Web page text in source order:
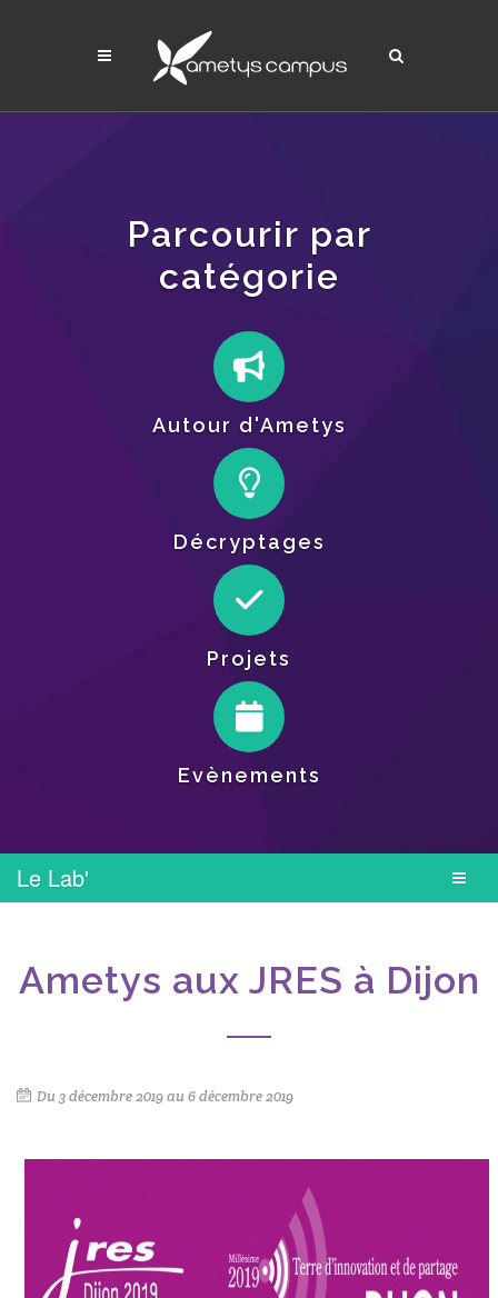
Parcourir par
catégorie
Autour d'Ametys
Décryptages
Projets
Evènements
Le Lab'
Ametys aux JRES à Dijon
Du 3 décembre 2019au 6 décembre 2019